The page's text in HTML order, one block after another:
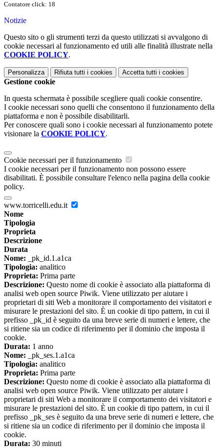
Contatore click: 18
Notizie
Questo sito o gli strumenti terzi da questo utilizzati si avvalgono di
cookie necessari al funzionamento ed utili alle finalità illustrate nella
COOKIE POLICY.
Personalizza Rifiuta tutti i cookies Accetta tutti i cookies
Gestione cookie
In questa schermata è possibile scegliere quali cookie consentire.
I cookie necessari sono quelli che consentono il funzionamento della
piattaforma e non è possibile disabilitarli.
Per conoscere quali sono i cookie necessari al funzionamento potete
visionare la COOKIE POLICY.
Cookie necessari per il funzionamento
I cookie necessari per il funzionamento non possono essere
disabilitati. È possibile consultare l'elenco nella pagina della cookie
policy.
www.torricelli.edu.it
Nome
Tipologia
Proprieta
Descrizione
Durata
Nome: _pk_id.1.a1ca
Tipologia: analitico
Proprieta: Prima parte
Descrizione: Questo nome di cookie è associato alla piattaforma di
analisi web open source Piwik. Viene utilizzato per aiutare i
proprietari di siti Web a monitorare il comportamento dei visitatori e
misurare le prestazioni del sito. È un cookie di tipo pattern, in cui il
prefisso _pk_id è seguito da una breve serie di numeri e lettere, che
si ritiene sia un codice di riferimento per il dominio che imposta il
cookie.
Durata: 1 anno
Nome: _pk_ses.1.a1ca
Tipologia: analitico
Proprieta: Prima parte
Descrizione: Questo nome di cookie è associato alla piattaforma di
analisi web open source Piwik. Viene utilizzato per aiutare i
proprietari di siti Web a monitorare il comportamento dei visitatori e
misurare le prestazioni del sito. È un cookie di tipo pattern, in cui il
prefisso _pk_ses è seguito da una breve serie di numeri e lettere, che
si ritiene sia un codice di riferimento per il dominio che imposta il
cookie.
Durata: 30 minuti